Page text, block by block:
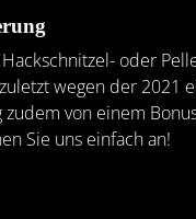
oder
wegen der
von einem
Sie uns einfach an!